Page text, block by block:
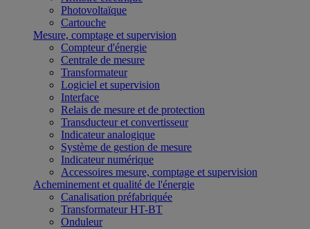
Photovoltaïque
Cartouche
Mesure, comptage et supervision
Compteur d'énergie
Centrale de mesure
Transformateur
Logiciel et supervision
Interface
Relais de mesure et de protection
Transducteur et convertisseur
Indicateur analogique
Système de gestion de mesure
Indicateur numérique
Accessoires mesure, comptage et supervision
Acheminement et qualité de l'énergie
Canalisation préfabriquée
Transformateur HT-BT
Onduleur